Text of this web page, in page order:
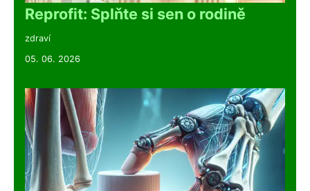
Reprofit: Splňte si sen o rodině
zdraví
05. 06. 2026